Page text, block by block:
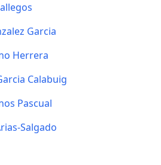
Garcia
Herrera
Calabuig
Pascual
Salgado